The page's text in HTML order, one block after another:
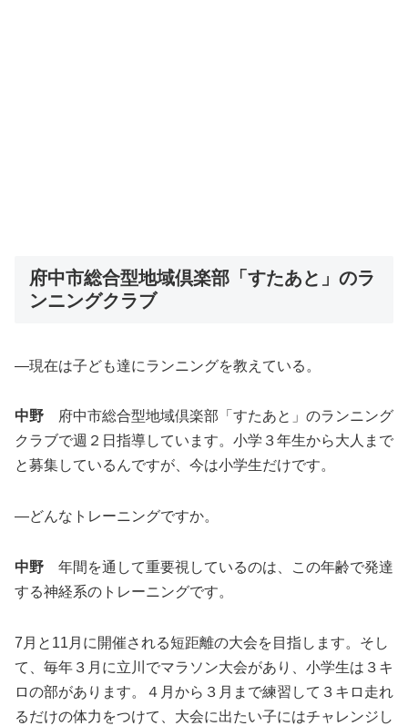
府中市総合型地域倶楽部「すたあと」のラ
ンニングクラブ
―現在は子ども達にランニングを教えている。
中野 府中市総合型地域倶楽部「すたあと」のランニング
クラブで週２日指導しています。小学３年生から大人まで
と募集しているんですが、今は小学生だけです。
―どんなトレーニングですか。
中野 年間を通して重要視しているのは、この年齢で発達
する神経系のトレーニングです。
7月と11月に開催される短距離の大会を目指します。そし
て、毎年３月に立川でマラソン大会があり、小学生は３キ
ロの部があります。４月から３月まで練習して３キロ走れ
るだけの体力をつけて、大会に出たい子にはチャレンジし